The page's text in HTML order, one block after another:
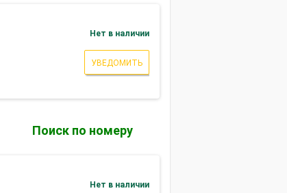
Нет в наличии
УВЕДОМИТЬ
Поиск по номеру
Нет в наличии